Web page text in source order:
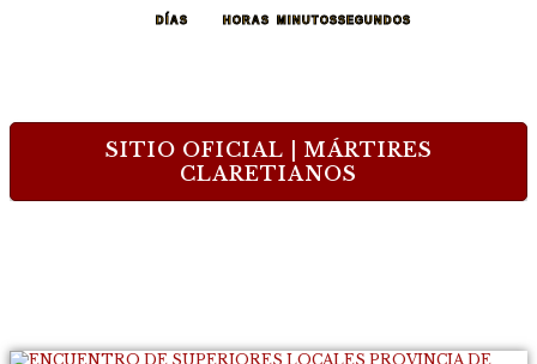
DÍAS HORAS MINUTOSSEGUNDOS
SITIO OFICIAL | MÁRTIRES
CLARETIANOS